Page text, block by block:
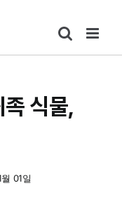
식물,
01일